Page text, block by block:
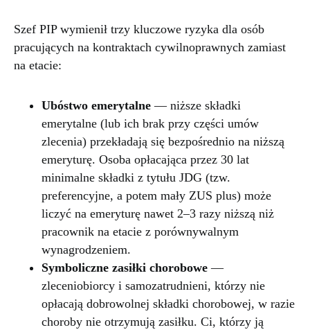
Szef PIP wymienił trzy kluczowe ryzyka dla osób
pracujących na kontraktach cywilnoprawnych zamiast
na etacie:
Ubóstwo emerytalne — niższe składki
emerytalne (lub ich brak przy części umów
zlecenia) przekładają się bezpośrednio na niższą
emeryturę. Osoba opłacająca przez 30 lat
minimalne składki z tytułu JDG (tzw.
preferencyjne, a potem mały ZUS plus) może
liczyć na emeryturę nawet 2–3 razy niższą niż
pracownik na etacie z porównywalnym
wynagrodzeniem.
Symboliczne zasiłki chorobowe —
zleceniobiorcy i samozatrudnieni, którzy nie
opłacają dobrowolnej składki chorobowej, w razie
choroby nie otrzymują zasiłku. Ci, którzy ją